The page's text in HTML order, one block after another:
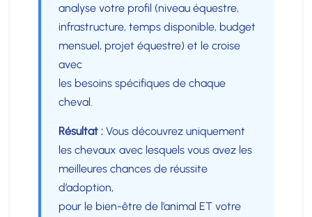
analyse votre profil (niveau équestre,
infrastructure, temps disponible, budget
mensuel, projet équestre) et le croise
avec
les besoins spécifiques de chaque
cheval.
Résultat : Vous découvrez uniquement
les chevaux avec lesquels vous avez les
meilleures chances de réussite
d’adoption,
pour le bien-être de l’animal ET votre